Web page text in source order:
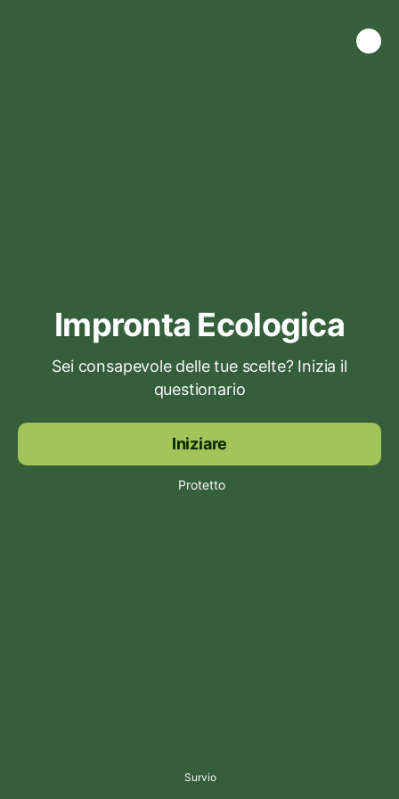
Impronta Ecologica
Sei consapevole delle tue scelte? Inizia il
questionario
Iniziare
Protetto
Survio